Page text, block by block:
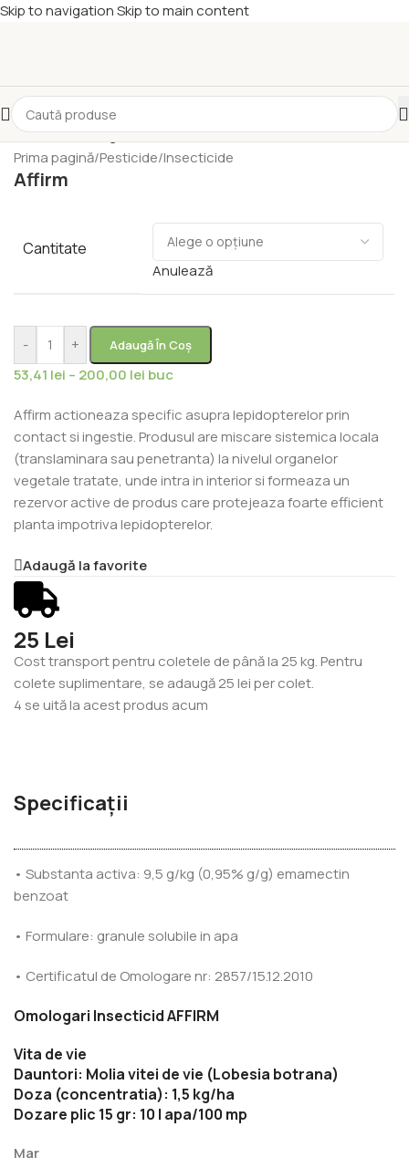
Skip to navigationSkip to main content
Prima pagină/Pesticide/Insecticide
Affirm
Cantitate
Anulează
- + Adaugă În Coș
53,41 lei – 200,00 lei buc
Affirm actioneaza specific asupra lepidopterelor prin
contact si ingestie. Produsul are miscare sistemica locala
(translaminara sau penetranta) la nivelul organelor
vegetale tratate, unde intra in interior si formeaza un
rezervor active de produs care protejeaza foarte efficient
planta impotriva lepidopterelor.
Adaugă la favorite
25 Lei
Cost transport pentru coletele de până la 25 kg. Pentru
colete suplimentare, se adaugă 25 lei per colet.
4 se uită la acest produs acum
Specificații
• Substanta activa: 9,5 g/kg (0,95% g/g) emamectin
benzoat
• Formulare: granule solubile in apa
• Certificatul de Omologare nr: 2857/15.12.2010
Omologari Insecticid AFFIRM
Vita de vie
Dauntori: Molia vitei de vie (Lobesia botrana)
Doza (concentratia): 1,5 kg/ha
Dozare plic 15 gr: 10 l apa/100 mp
Mar